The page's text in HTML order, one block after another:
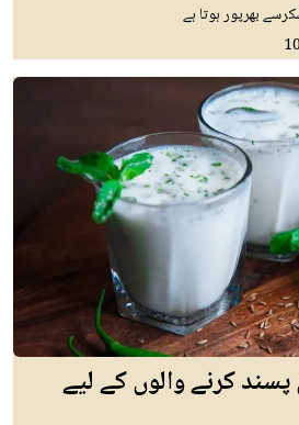
بھرپور ہوتا ہے
کرنے والوں کے لیے